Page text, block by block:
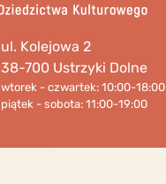
ul. Kolejowa 2
38-700 Ustrzyki Dolne
wtorek - czwartek: 10:00-18:00
piątek - sobota: 11:00-19:00